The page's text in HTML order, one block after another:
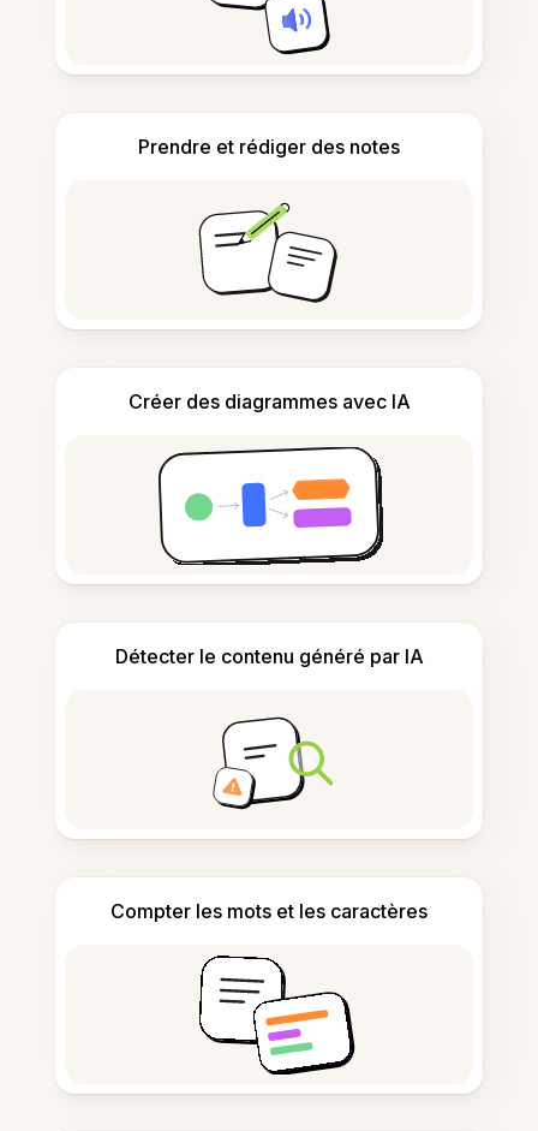
Prendre et rédiger des notes
Créer des diagrammes avec IA
Détecter le contenu généré par IA
Compter les mots et les caractères